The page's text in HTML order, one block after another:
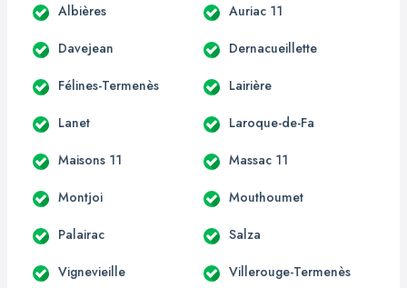
Albières Auriac 11
Davejean Dernacueillette
Félines-Termenès Lairière
Lanet Laroque-de-Fa
Maisons 11 Massac 11
Montjoi Mouthoumet
Palairac Salza
Vignevieille Villerouge-Termenès